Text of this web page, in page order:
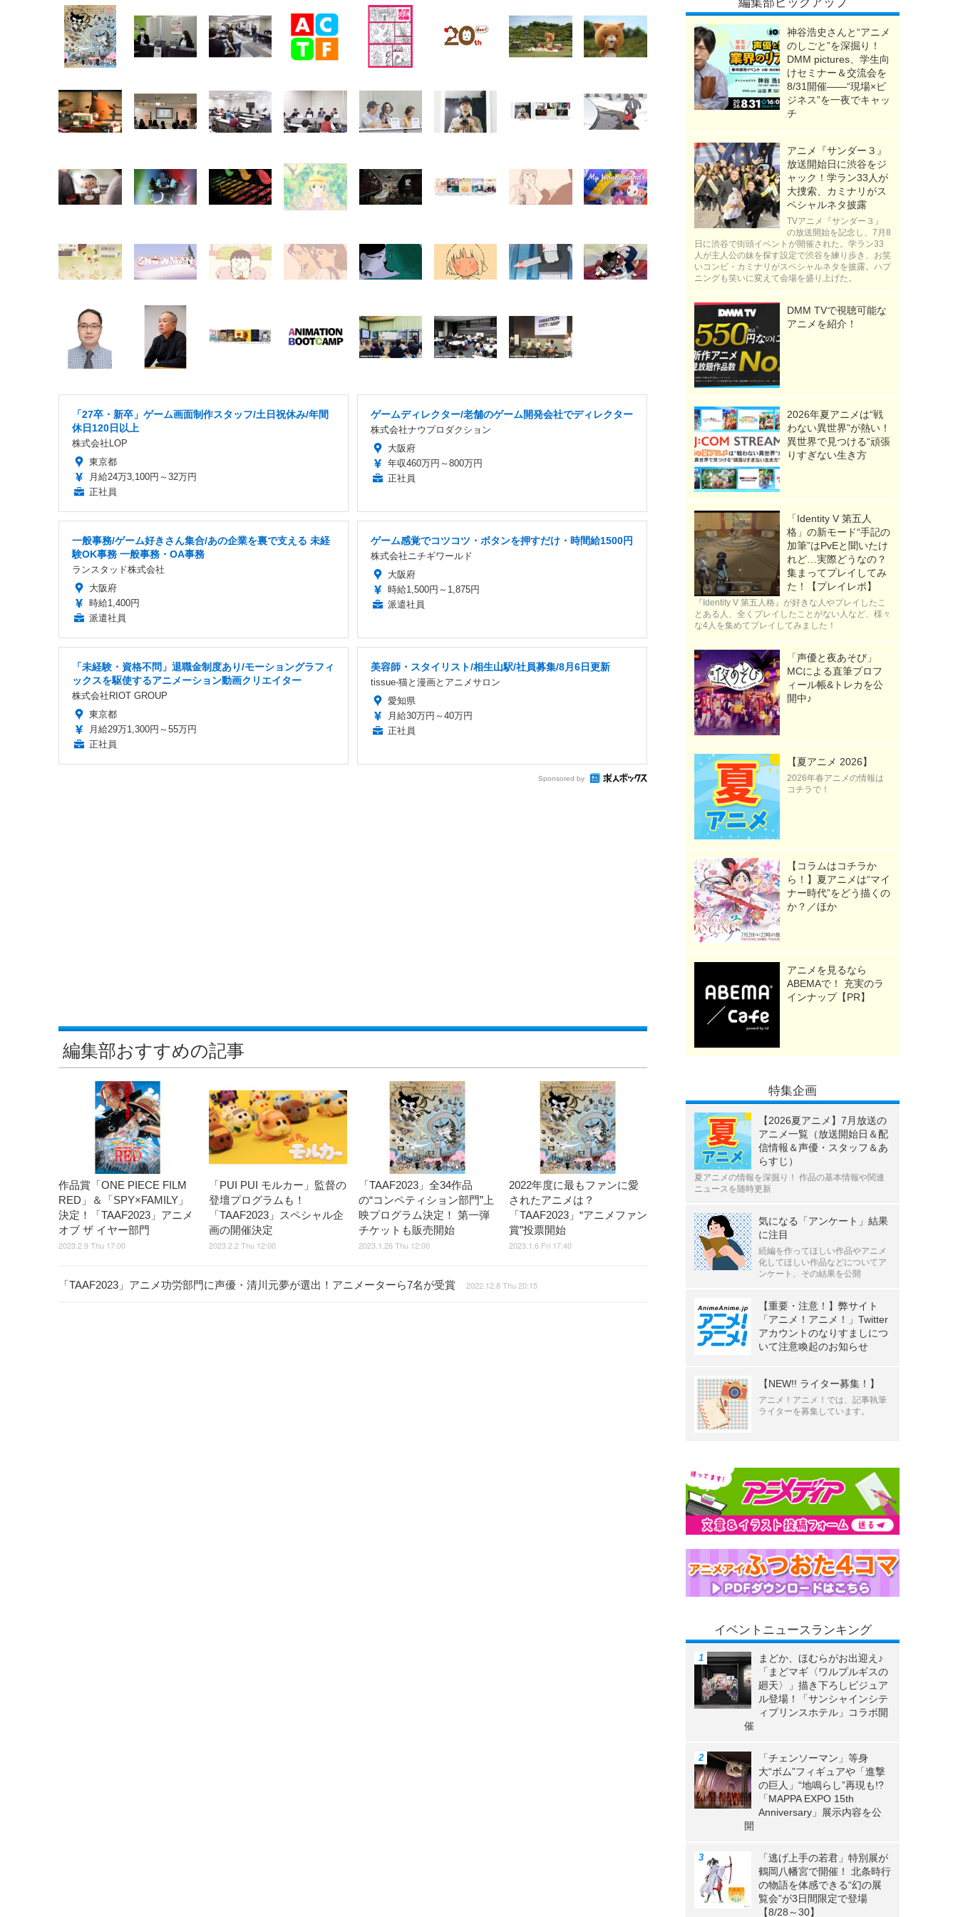
「27卒・新卒」ゲーム画面制作スタッフ/土日祝休み/年間
休日120日以上
株式会社LOP
東京都
月給24万3,100円～32万円
正社員
ゲームディレクター/老舗のゲーム開発会社でディレクター
株式会社ナウプロダクション
大阪府
年収460万円～800万円
正社員
一般事務/ゲーム好きさん集合/あの企業を裏で支える 未経
験OK事務 一般事務・OA事務
ランスタッド株式会社
大阪府
時給1,400円
派遣社員
ゲーム感覚でコツコツ・ボタンを押すだけ・時間給1500円
株式会社ニチギワールド
大阪府
時給1,500円～1,875円
派遣社員
「未経験・資格不問」退職金制度あり/モーショングラフィ
ックスを駆使するアニメーション動画クリエイター
株式会社RIOT GROUP
東京都
月給29万1,300円～55万円
正社員
美容師・スタイリスト/相生山駅/社員募集/8月6日更新
tissue-猫と漫画とアニメサロン
愛知県
月給30万円～40万円
正社員
Sponsored by
編集部おすすめの記事
作品賞「ONE PIECE FILM
RED」＆「SPY×FAMILY」
決定！「TAAF2023」アニメ
オブ ザ イヤー部門
2023.2.9 Thu 17:00
「PUI PUI モルカー」監督の
登壇プログラムも！
「TAAF2023」スペシャル企
画の開催決定
2023.2.2 Thu 12:00
「TAAF2023」全34作品
の“コンペティション部門”上
映プログラム決定！ 第一弾
チケットも販売開始
2023.1.26 Thu 12:00
2022年度に最もファンに愛
されたアニメは？
「TAAF2023」“アニメファン
賞”投票開始
2023.1.6 Fri 17:40
「TAAF2023」アニメ功労部門に声優・清川元夢が選出！アニメーターら7名が受賞 2022.12.8 Thu 20:15
神谷浩史さんと“アニメ
のしごと”を深掘り！
DMM pictures、学生向
けセミナー＆交流会を
8/31開催――“現場×ビ
ジネス”を一夜でキャッ
チ
アニメ『サンダー３』
放送開始日に渋谷をジ
ャック！学ラン33人が
大捜索、カミナリがス
ペシャルネタ披露
TVアニメ『サンダー３』
の放送開始を記念し、7月8
日に渋谷で街頭イベントが開催された。学ラン33
人が主人公の妹を探す設定で渋谷を練り歩き、お笑
いコンビ・カミナリがスペシャルネタを披露。ハプ
ニングも笑いに変えて会場を盛り上げた。
DMM TVで視聴可能な
アニメを紹介！
2026年夏アニメは“戦
わない異世界”が熱い！
異世界で見つける“頑張
りすぎない生き方
「Identity V 第五人
格」の新モード“手記の
加筆”はPvEと聞いたけ
れど…実際どうなの？
集まってプレイしてみ
た！【プレイレポ】
『Identity V 第五人格』が好きな人やプレイしたこ
とある人、全くプレイしたことがない人など、様々
な4人を集めてプレイしてみました！
「声優と夜あそび」
MCによる直筆プロフ
ィール帳&トレカを公
開中♪
【夏アニメ 2026】
2026年春アニメの情報は
コチラで！
【コラムはコチラか
ら！】夏アニメは“マイ
ナー時代”をどう描くの
か？／ほか
アニメを見るなら
ABEMAで！ 充実のラ
インナップ【PR】
特集企画
【2026夏アニメ】7月放送の
アニメ一覧（放送開始日＆配
信情報＆声優・スタッフ＆あ
らすじ）
夏アニメの情報を深掘り！ 作品の基本情報や関連
ニュースを随時更新
気になる「アンケート」結果
に注目
続編を作ってほしい作品やアニメ
化してほしい作品などについてア
ンケート、その結果を公開
【重要・注意！】弊サイト
「アニメ！アニメ！」Twitter
アカウントのなりすましにつ
いて注意喚起のお知らせ
【NEW!! ライター募集！】
アニメ！アニメ！では、記事執筆
ライターを募集しています。
イベントニュースランキング
まどか、ほむらがお出迎え♪
「まどマギ〈ワルプルギスの
廻天〉」描き下ろしビジュア
ル登場！「サンシャインシテ
ィプリンスホテル」コラボ開
催
「チェンソーマン」等身
大“ボム”フィギュアや「進撃
の巨人」“地鳴らし”再現も!?
「MAPPA EXPO 15th
Anniversary」展示内容を公
開
「逃げ上手の若君」特別展が
鶴岡八幡宮で開催！ 北条時行
の物語を体感できる“幻の展
覧会”が3日間限定で登場
【8/28～30】